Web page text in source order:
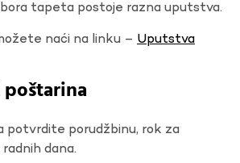
tapeta postoje razna uputstva.
naći na linku – Uputstva
potvrdite porudžbinu, rok za
dana.